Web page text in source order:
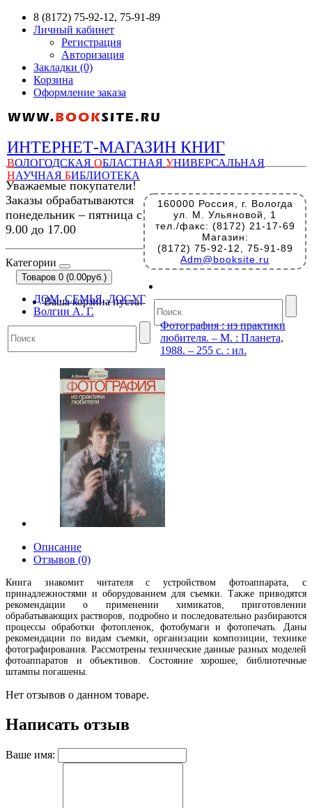
8 (8172) 75-92-12, 75-91-89
Личный кабинет
Регистрация
Авторизация
Закладки (0)
Корзина
Оформление заказа
ИНТЕРНЕТ-МАГАЗИН КНИГ
ВОЛОГОДСКАЯ ОБЛАСТНАЯ УНИВЕРСАЛЬНАЯ
НАУЧНАЯ БИБЛИОТЕКА
160000 Россия, г. Вологда
ул. М. Ульяновой, 1
тел./факс: (8172) 21-17-69
Магазин:
(8172) 75-92-12, 75-91-89
Adm@booksite.ru
Уважаемые покупатели!
Заказы обрабатываются
понедельник – пятница с
9.00 до 17.00
Категории
Товаров 0 (0.00руб.)
Ваша корзина пуста!
ДОМ, СЕМЬЯ, ДОСУГ
Волгин А. Г.
Фотография : из практики
любителя. – М. : Планета,
1988. – 255 с. : ил.
Описание
Отзывов (0)
Книга знакомит читателя с устройством фотоаппарата, с
принадлежностями и оборудованием для съемки. Также приводятся
рекомендации о применении химикатов, приготовлении
обрабатывающих растворов, подробно и последовательно разбираются
процессы обработки фотопленок, фотобумаги и фотопечать. Даны
рекомендации по видам съемки, организации композиции, технике
фотографирования. Рассмотрены технические данные разных моделей
фотоаппаратов и объективов. Состояние хорошее, библиотечные
штампы погашены.
Нет отзывов о данном товаре.
Написать отзыв
Ваше имя: